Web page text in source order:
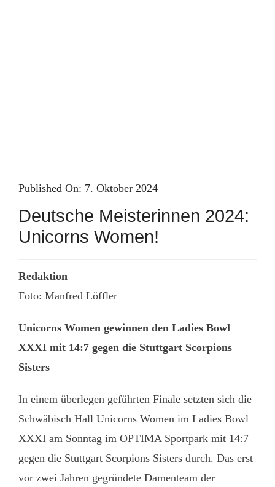
Published On: 7. Oktober 2024
Deutsche Meisterinnen 2024:
Unicorns Women!
Redaktion
Foto: Manfred Löffler
Unicorns Women gewinnen den Ladies Bowl
XXXI mit 14:7 gegen die Stuttgart Scorpions
Sisters
In einem überlegen geführten Finale setzten sich die
Schwäbisch Hall Unicorns Women im Ladies Bowl
XXXI am Sonntag im OPTIMA Sportpark mit 14:7
gegen die Stuttgart Scorpions Sisters durch. Das erst
vor zwei Jahren gegründete Damenteam der